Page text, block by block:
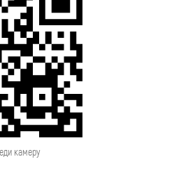
камеру
2019.06.27 NewsTime Новый клип